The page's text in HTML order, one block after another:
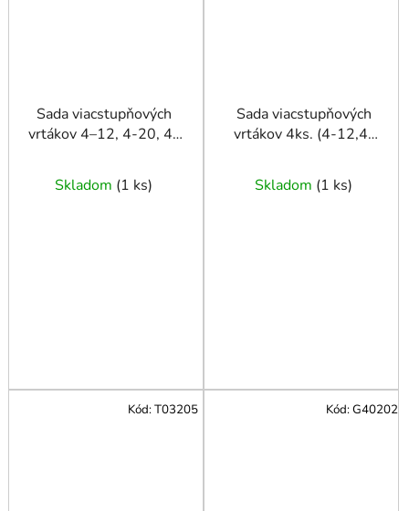
Sada viacstupňových
vrtákov 4–12, 4-20, 4-
Skladom (1 ks)
Sada viacstupňových
vrtákov 4ks. (4-12,4-
Skladom (1 ks)
Kód:T03205 Kód:G40202